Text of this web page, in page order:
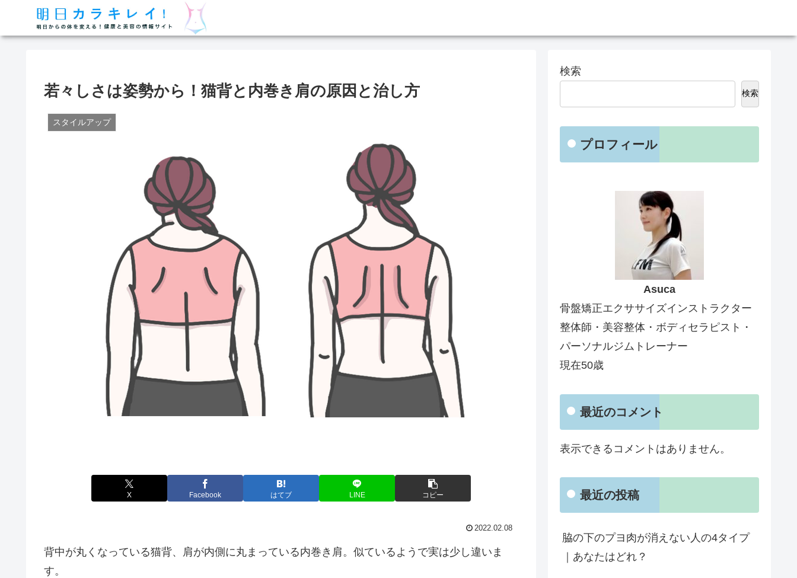
若々しさは姿勢から！猫背と内巻き肩の原因と治し方
スタイルアップ
X Facebook はてブ LINE コピー
2022.02.08
背中が丸くなっている猫背、肩が内側に丸まっている内巻き肩。似ているようで実は少し違いま
す。
検索
検索
プロフィール
Asuca
骨盤矯正エクササイズインストラクター
整体師・美容整体・ボディセラピスト・
パーソナルジムトレーナー
現在50歳
最近のコメント
表示できるコメントはありません。
最近の投稿
脇の下のプヨ肉が消えない人の4タイプ
｜あなたはどれ？